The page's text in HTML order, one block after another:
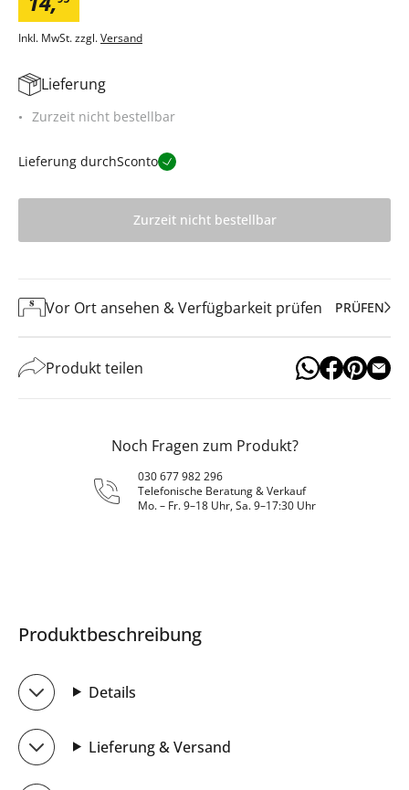
Inkl. MwSt. zzgl.Versand
Lieferung
Zurzeit nicht bestellbar
Lieferung durchSconto
Zurzeit nicht bestellbar
Vor Ort ansehen & Verfügbarkeit prüfen PRÜFEN
Produkt teilen
Noch Fragen zum Produkt?
030 677 982 296
Telefonische Beratung & Verkauf
Mo. – Fr. 9–18 Uhr, Sa. 9–17:30 Uhr
Produktbeschreibung
Details
Lieferung & Versand